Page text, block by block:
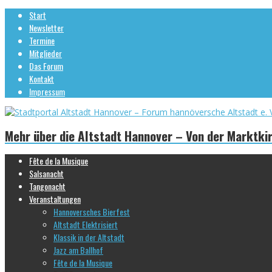
Start
Newsletter
Termine
Mitglieder
Das Forum
Kontakt
Impressum
Mehr über die Altstadt Hannover – Von der
Fête de la Musique
Salsanacht
Tangonacht
Veranstaltungen
Hannoversches Bierfest
Altstadt Elektrisiert
Klassik in der Altstadt
Jazz am Ballhof
Fête de la Musique